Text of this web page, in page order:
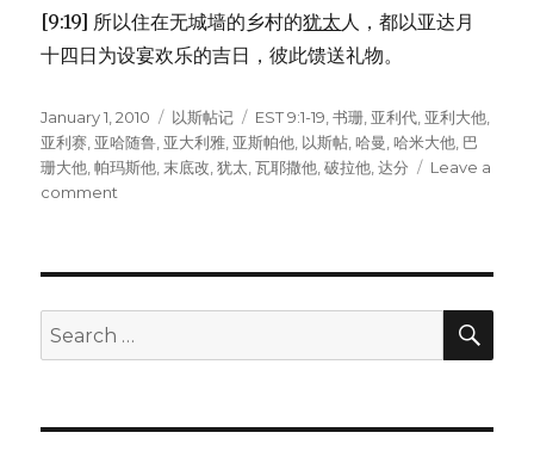
[9:19] 所以住在无城墙的乡村的犹太人，都以亚达月
十四日为设宴欢乐的吉日，彼此馈送礼物。
Posted
on
January 1, 2010 Categories
以斯帖记 Tags
EST 9:1-19 ,书珊 亚利代 亚利大他
亚利赛 亚哈随鲁 亚大利雅 亚斯帕他 以斯帖 ,哈曼 ,哈米大他 巴
珊大他 ,帕玛斯他 末底改 ,犹太 ,瓦耶撒他 ,破拉他 ,达分
Leave a
comment
灭
仇
Search
for: